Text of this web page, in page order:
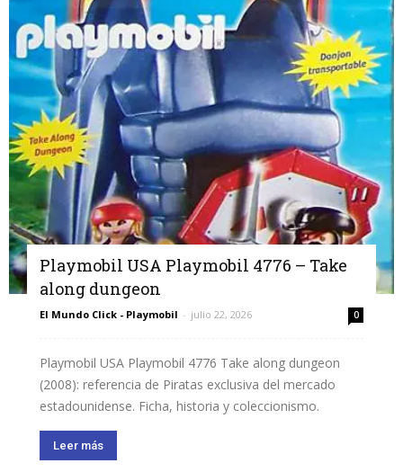
Playmobil USA Playmobil 4776 – Take
along dungeon
El Mundo Click - Playmobil - julio 22, 2026 0
Playmobil USA Playmobil 4776 Take along dungeon
(2008): referencia de Piratas exclusiva del mercado
estadounidense. Ficha, historia y coleccionismo.
Leer más